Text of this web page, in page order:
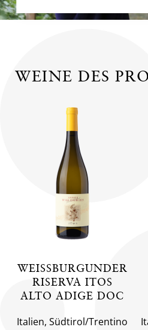
WEINE DES
WEISSBURGUNDER
RISERVA ITOS
ALTO ADIGE DOC
Italien, Südtirol/Trentino